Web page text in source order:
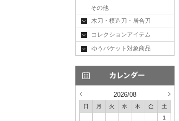
その他
木刀・模造刀・居合刀
コレクションアイテム
ゆうパケット対象商品
2026/08
日 月 火 水 木 金
土
1